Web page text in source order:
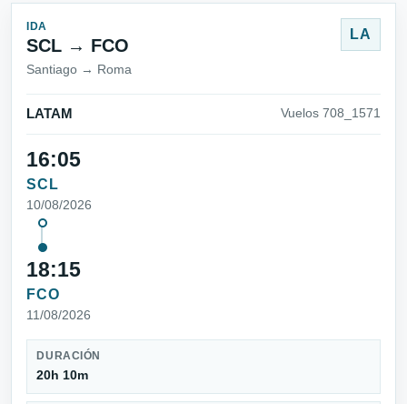
IDA
SCL → FCO
Santiago → Roma
LA
LATAM Vuelos 708_1571
16:05
SCL
10/08/2026
18:15
FCO
11/08/2026
DURACIÓN
20h 10m